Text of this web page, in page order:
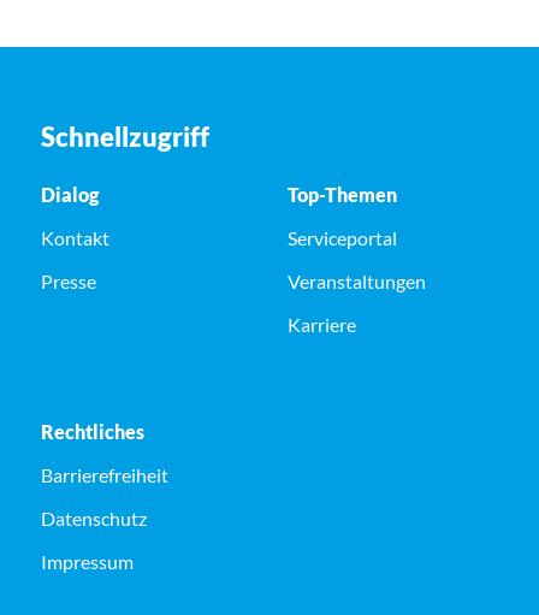
Schnellzugriff
Dialog
Kontakt
Presse
Top-Themen
Serviceportal
Veranstaltungen
Karriere
Rechtliches
Barrierefreiheit
Datenschutz
Impressum